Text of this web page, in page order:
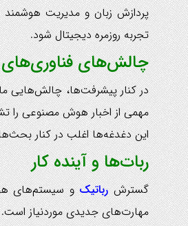
پردازش زبان و مدیریت
تجربه روزمره دیجیتال شود.
چالش‌های
در کنار پیشرفت‌ها، چالش‌هایی
مهمی از اخبار هوش مصنوعی را
این دغدغه‌ها اغلب در کنار
ربات‌ها و آینده کار
گسترشرباتیکو سیستم‌های
مهارت‌های جدیدی موردنیاز است.